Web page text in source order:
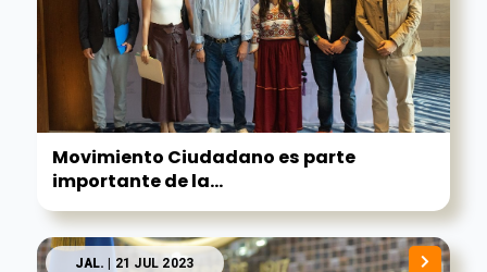
Movimiento Ciudadano es parte
importante de la...
JAL. | 21 JUL 2023